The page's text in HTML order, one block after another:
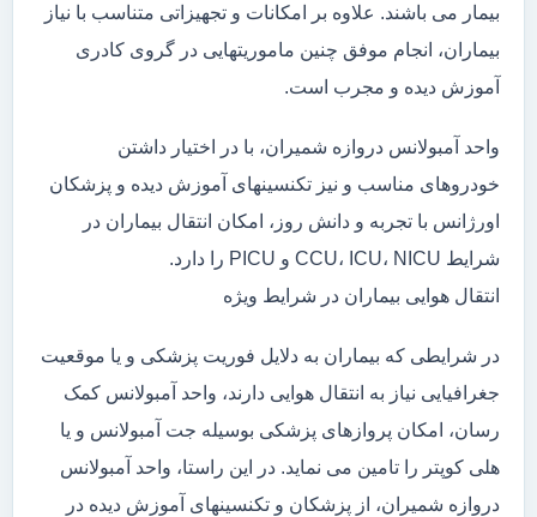
بیمار می باشند. علاوه بر امکانات و تجهیزاتی متناسب با نیاز
بیماران، انجام موفق چنین ماموریتهایی در گروی کادری
آموزش دیده و مجرب است.
واحد آمبولانس دروازه شمیران، با در اختیار داشتن
خودروهای مناسب و نیز تکنسینهای آموزش دیده و پزشکان
اورژانس با تجربه و دانش روز، امکان انتقال بیماران در
شرایط CCU، ICU، NICU و PICU را دارد.
انتقال هوایی بیماران در شرایط ویژه
در شرایطی که بیماران به دلایل فوریت پزشکی و یا موقعیت
جغرافیایی نیاز به انتقال هوایی دارند، واحد آمبولانس کمک
رسان، امکان پروازهای پزشکی بوسیله جت آمبولانس و یا
هلی کوپتر را تامین می نماید. در این راستا، واحد آمبولانس
دروازه شمیران، از پزشکان و تکنسینهای آموزش دیده در